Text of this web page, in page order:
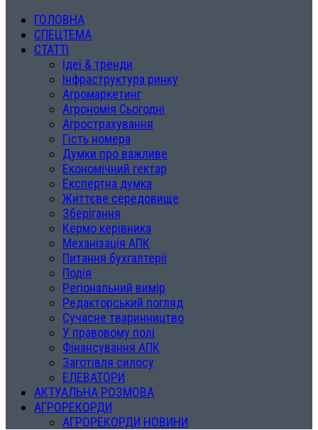
ГОЛОВНА
СПЕЦТЕМА
СТАТТІ
Ідеї & тренди
Інфраструктура ринку
Агромаркетинг
Агрономія Сьогодні
Агрострахування
Гість номера
Думки про важливе
Економічний гектар
Експертна думка
Життєве середовище
Зберігання
Кермо керівника
Механізація АПК
Питання бухгалтерії
Подія
Регіональний вимір
Редакторський погляд
Сучасне тваринництво
У правовому полі
Фінансування АПК
Заготівля силосу
ЕЛЕВАТОРИ
АКТУАЛЬНА РОЗМОВА
АГРОРЕКОРДИ
АГРОРЕКОРДИ НОВИНИ